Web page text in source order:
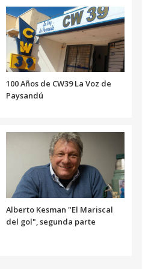
aumentar
o
disminuir
el
volumen.
100 Años de CW39 La Voz de
Paysandú
Alberto Kesman "El Mariscal
del gol", segunda parte